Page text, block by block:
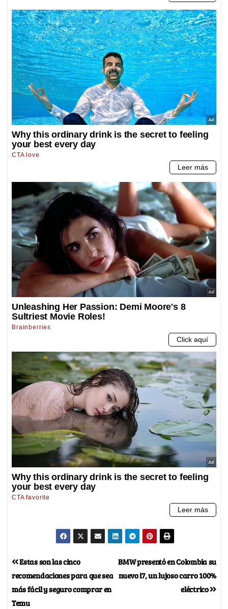
BMW presentó en Colombia su
nuevo i7, un lujoso carro 100%
eléctrico
Estas son las cinco
recomendaciones para que sea
más fácil y seguro comprar en
Temu